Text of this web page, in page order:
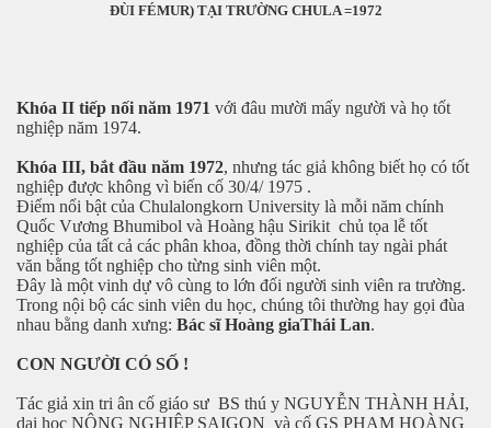
ĐÙI FÉMUR) TẠI TRƯỜNG CHULA =1972
Khóa II tiếp nối năm 1971 với đâu mười mấy người và họ tốt
nghiệp năm 1974.
Khóa III, bắt đầu năm 1972, nhưng tác giả không biết họ có tốt
nghiệp được không vì biến cố 30/4/ 1975 .
Điểm nổi bật của Chulalongkorn University là mỗi năm chính
Quốc Vương Bhumibol và Hoàng hậu Sirikit chủ tọa lễ tốt
nghiệp của tất cả các phân khoa, đồng thời chính tay ngài phát
văn bằng tốt nghiệp cho từng sinh viên một.
Đây là một vinh dự vô cùng to lớn đối người sinh viên ra trường.
Trong nội bộ các sinh viên du học, chúng tôi thường hay gọi đùa
nhau bằng danh xưng: Bác sĩ Hoàng giaThái Lan.
CON NGƯỜI CÓ SỐ !
Tác giả xin tri ân cố giáo sư BS thú y NGUYỄN THÀNH HẢI,
dại học NÔNG NGHIỆP SAIGON và cố GS PHẠM HOÀNG
Cửu Long